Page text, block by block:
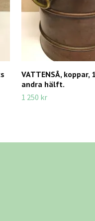
VATTENSÅ,
andra hälft.
1 250 kr